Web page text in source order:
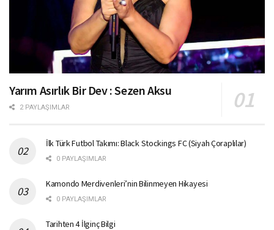
Yarım Asırlık Bir Dev : Sezen Aksu
2 PAYLAŞIMLAR
İlk Türk Futbol Takımı: Black Stockings FC (Siyah Çoraplılar)
0 PAYLAŞIMLAR
Kamondo Merdivenleri’nin Bilinmeyen Hikayesi
0 PAYLAŞIMLAR
Tarihten 4 İlginç Bilgi